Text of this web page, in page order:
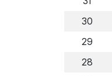
30
29
28